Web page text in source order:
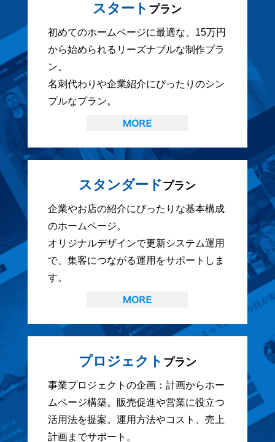
スタート プラン
初めてのホームページに最適な、15万円
から始められるリーズナブルな制作プラ
ン。
名刺代わりや企業紹介にぴったりのシン
プルなプラン。
スタンダードプラン
企業やお店の紹介にぴったりな基本構成
のホームページ。
オリジナルデザインで更新システム運用
で、集客につながる運用をサポートしま
す。
プロジェクト プラン
事業プロジェクトの企画：計画からホー
ムページ構築。販売促進や営業に役立つ
活用法を提案。運用方法やコスト、売上
計画までサポート。